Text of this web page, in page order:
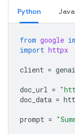
Python
from google
import httpx
client = genai
doc_url =
doc_data =
prompt =